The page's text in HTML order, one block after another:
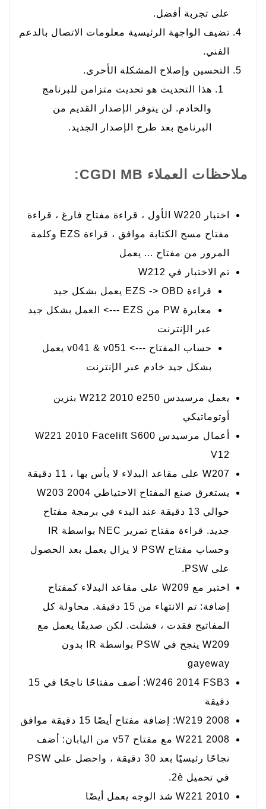
على تجربة أفضل.
تضيف الواجهة الرئيسية معلومات الاتصال بالدعم
الفني.
التحسين وإصلاح المشكلة الأخرى.
هذا التحديث هو تحديث متزامن للبرنامج
والخادم. لن يتوفر الإصدار القديم من
البرنامج بعد طرح الإصدار الجديد.
ملاحظات العملاء CGDI MB:
اختبار W220 الأول ، قراءة مفتاح فارغ ، قراءة
مفتاح مسح الكتابة موافق ، قراءة EZS وكلمة
المرور من مفتاح ... يعمل
تم الاختبار في W212
قراءة EZS -> OBD يعمل بشكل جيد
معايرة PW من EZS ---> العمل بشكل جيد
عبر الإنترنت
حساب المفتاح ---> v041 & v051 يعمل
بشكل جيد خادم عبر الإنترنت
يعمل مرسيدس W212 2010 e250 بنزين
أوتوماتيكي
أعمال مرسيدس W221 2010 Facelift S600
V12
W207 على مقاعد البدلاء لا بأس بها ، 11 دقيقة
يستغرق صنع المفتاح الاحتياطي W203 2004
حوالي 13 دقيقة عند البدء في برمجة مفتاح
جديد. قراءة مفتاح تمرير NEC بواسطة IR
وحساب مفتاح PSW لا يزال يعمل بعد الحصول
على PSW.
اختبر مع W209 على مقاعد البدلاء كمفتاح
إضافة: تم الانتهاء من 15 دقيقة. محاولة كل
المفاتيح فقدت ، فشلت. لكن صديقًا يعمل مع
W209 ينجح في PSW بواسطة IR بدون
gayeway
W246 2014 FSB3: أضف مفتاحًا ناجحًا في 15
دقيقة
W219 2008: إضافة مفتاح أيضًا 15 دقيقة موافق
W221 2008 مع مفتاح v57 من اليابان: أضف
نجاحًا رئيسيًا بعد 30 دقيقة ، واحصل على PSW
في تحميل 2è.
W221 2010 شد الوجه يعمل أيضًا